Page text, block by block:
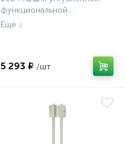
функциональной...
5 293 ₽